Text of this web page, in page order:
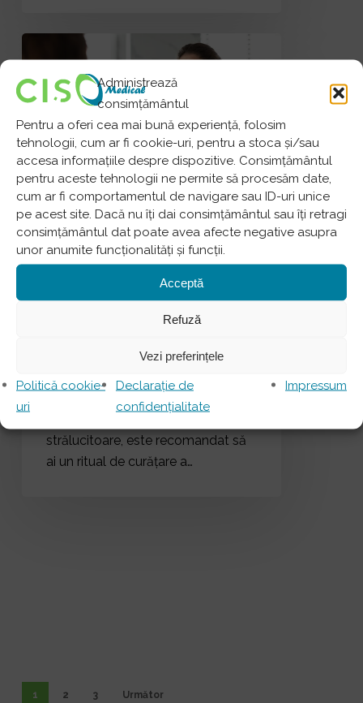
Administrează
consimțământul
Pentru a oferi cea mai bună experiență, folosim
tehnologii, cum ar fi cookie-uri, pentru a stoca și/sau
accesa informațiile despre dispozitive. Consimțământul
pentru aceste tehnologii ne permite să procesăm date,
cum ar fi comportamentul de navigare sau ID-uri unice
pe acest site. Dacă nu îți dai consimțământul sau îți retragi
consimțământul dat poate avea afecte negative asupra
unor anumite funcționalități și funcții.
Acceptă
Refuză
Vezi preferințele
Politică cookie-
uri
Declarație de
confidențialitate
Impressum
pe
dinți
înainte
sau
după
micul
dejun
–
iată
ce
a
menține
dinților
Articole Profilaxie și Estetică
Spălatul pe dinți înainte
sau după micul dejun –
iată ce trebuie să faci
menține sănătatea
dinților tăi
strălucitoare, este recomandat să
ai un ritual de curățare a…
1 2 3 Următor